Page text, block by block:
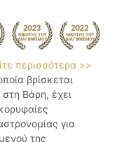
περισσότερα >>
βρίσκεται
Βάρη, έχει
για
της